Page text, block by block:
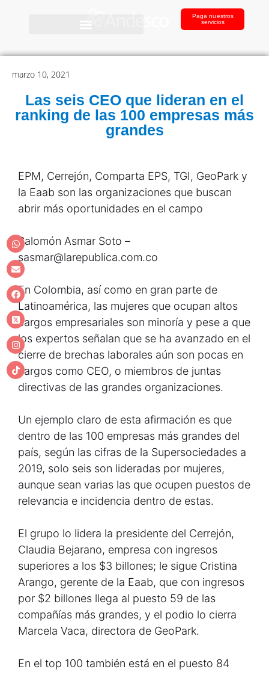
Paga nuestros
servicios
marzo 10, 2021
Las seis CEO que lideran en el
ranking de las 100 empresas más
grandes
EPM, Cerrejón, Comparta EPS, TGI, GeoPark y
la Eaab son las organizaciones que buscan
abrir más oportunidades en el campo
Salomón Asmar Soto –
sasmar@larepublica.com.co
En Colombia, así como en gran parte de
Latinoamérica, las mujeres que ocupan altos
cargos empresariales son minoría y pese a que
los expertos señalan que se ha avanzado en el
cierre de brechas laborales aún son pocas en
cargos como CEO, o miembros de juntas
directivas de las grandes organizaciones.
Un ejemplo claro de esta afirmación es que
dentro de las 100 empresas más grandes del
país, según las cifras de la Supersociedades a
2019, solo seis son lideradas por mujeres,
aunque sean varias las que ocupen puestos de
relevancia e incidencia dentro de estas.
El grupo lo lidera la presidente del Cerrejón,
Claudia Bejarano, empresa con ingresos
superiores a los $3 billones; le sigue Cristina
Arango, gerente de la Eaab, que con ingresos
por $2 billones llega al puesto 59 de las
compañías más grandes, y el podio lo cierra
Marcela Vaca, directora de GeoPark.
En el top 100 también está en el puesto 84